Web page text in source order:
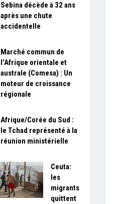
Sebina décède à 32 ans
après une chute
accidentelle
Marché commun de
l’Afrique orientale et
australe (Comesa) : Un
moteur de croissance
régionale
Afrique/Corée du Sud :
le Tchad représenté à la
réunion ministérielle
Ceuta:
les
migrants
quittent